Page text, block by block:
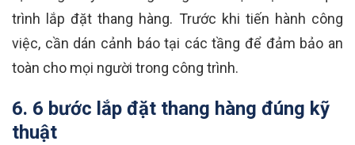
trình lắp đặt thang hàng. Trước khi tiến hành công
việc, cần dán cảnh báo tại các tầng để đảm bảo an
toàn cho mọi người trong công trình.
6. 6 bước lắp đặt thang hàng đúng kỹ
thuật